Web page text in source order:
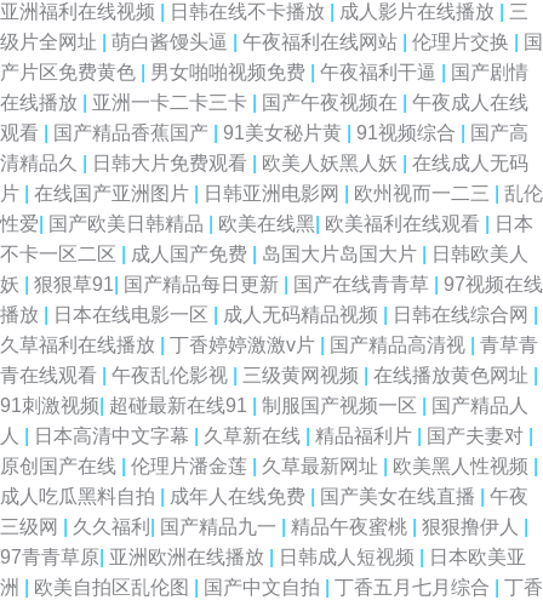
亚洲福利在线视频
日韩在线不卡播放 成人影片在线播放
三
级片全网址
萌白酱馒头逼 午夜福利在线网站 伦理片交换
国
产片区免费黄色
男女啪啪视频免费 午夜福利干逼
国产剧情
在线播放
亚洲一卡二卡三卡 国产午夜视频在
午夜成人在线
观看
国产精品香蕉国产 91美女秘片黄 91视频综合
国产高
清精品久
日韩大片免费观看 欧美人妖黑人妖
在线成人无码
片
在线国产亚洲图片 日韩亚洲电影网 欧州视而一二三
乱伦
性爱
国产欧美日韩精品 欧美在线黑 欧美福利在线观看
日本
不卡一区二区
成人国产免费 岛国大片岛国大片
日韩欧美人
妖
狠狠草91 国产精品每日更新 国产在线青青草
97视频在线
播放
日本在线电影一区 成人无码精品视频 日韩在线综合网
久草福利在线播放
丁香婷婷激激v片 国产精品高清视
青草青
青在线观看
午夜乱伦影视 三级黄网视频 在线播放黄色网址
91刺激视频 超碰最新在线91 制服国产视频一区
国产精品人
人
日本高清中文字幕 久草新在线 精品福利片 国产夫妻对
原创国产在线
伦理片潘金莲 久草最新网址 欧美黑人性视频
成人吃瓜黑料自拍
成年人在线免费 国产美女在线直播
午夜
三级网
久久福利 国产精品九一 精品午夜蜜桃 狠狠撸伊人
97青青草原 亚洲欧洲在线播放 日韩成人短视频
日本欧美亚
洲
欧美自拍区乱伦图 国产中文自拍 丁香五月七月综合 丁香